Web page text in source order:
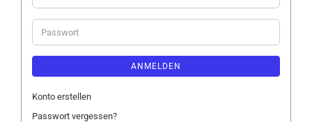
Mail-
Adresse
Passwort
ANMELDEN
Konto erstellen
Passwort vergessen?